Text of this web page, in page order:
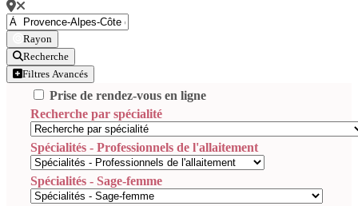
Rayon
Recherche
Filtres Avancés
Prise de rendez-vous en ligne
Recherche par spécialité
Spécialités - Professionnels de l'allaitement
Spécialités - Sage-femme